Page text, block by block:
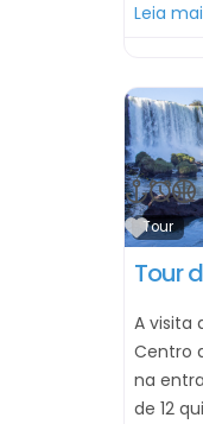
Leia
Tour
A visita
Centro
na
de 12